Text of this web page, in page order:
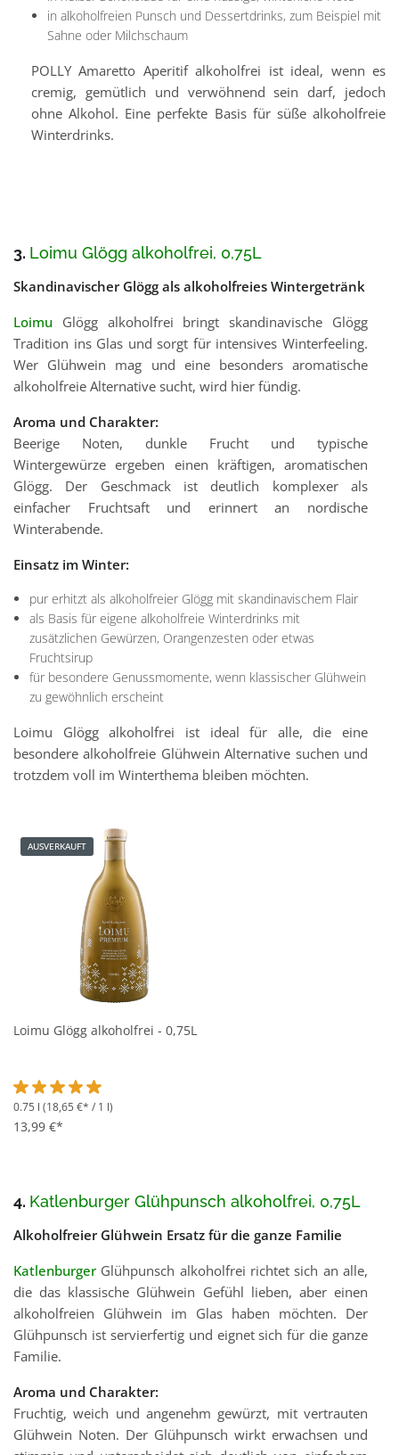
in alkoholfreien Punsch und Dessertdrinks, zum Beispiel mit
Sahne oder Milchschaum
POLLY Amaretto Aperitif alkoholfrei ist ideal, wenn es
cremig, gemütlich und verwöhnend sein darf, jedoch
ohne Alkohol. Eine perfekte Basis für süße alkoholfreie
Winterdrinks.
3. Loimu Glögg alkoholfrei, 0,75L
Skandinavischer Glögg als alkoholfreies Wintergetränk
Loimu Glögg alkoholfrei bringt skandinavische Glögg
Tradition ins Glas und sorgt für intensives Winterfeeling.
Wer Glühwein mag und eine besonders aromatische
alkoholfreie Alternative sucht, wird hier fündig.
Aroma und Charakter:
Beerige Noten, dunkle Frucht und typische
Wintergewürze ergeben einen kräftigen, aromatischen
Glögg. Der Geschmack ist deutlich komplexer als
einfacher Fruchtsaft und erinnert an nordische
Winterabende.
Einsatz im Winter:
pur erhitzt als alkoholfreier Glögg mit skandinavischem Flair
als Basis für eigene alkoholfreie Winterdrinks mit
zusätzlichen Gewürzen, Orangenzesten oder etwas
Fruchtsirup
für besondere Genussmomente, wenn klassischer Glühwein
zu gewöhnlich erscheint
Loimu Glögg alkoholfrei ist ideal für alle, die eine
besondere alkoholfreie Glühwein Alternative suchen und
trotzdem voll im Winterthema bleiben möchten.
AUSVERKAUFT
Loimu Glögg alkoholfrei - 0,75L
Durchschnittliche Bewertung von 5 von 5 Sternen
0.75 l (18,65 €* / 1 l)
13,99 €*
4. Katlenburger Glühpunsch alkoholfrei, 0,75L
Alkoholfreier Glühwein Ersatz für die ganze Familie
Katlenburger Glühpunsch alkoholfrei richtet sich an alle,
die das klassische Glühwein Gefühl lieben, aber einen
alkoholfreien Glühwein im Glas haben möchten. Der
Glühpunsch ist servierfertig und eignet sich für die ganze
Familie.
Aroma und Charakter:
Fruchtig, weich und angenehm gewürzt, mit vertrauten
Glühwein Noten. Der Glühpunsch wirkt erwachsen und